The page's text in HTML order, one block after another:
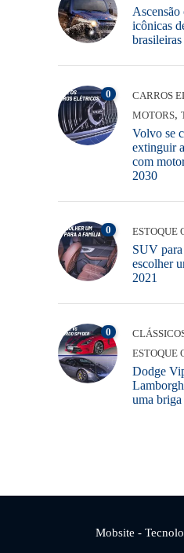
Ascensão
icônicas
brasileiras
0 CARROS
MOTORS,
Volvo se
extinguir
com
2030
0 ESTOQUE
SUV
escolher
2021
0
ESTOQUE
Dodge
uma briga
Mobsite -